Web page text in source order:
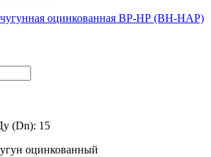
чугунная оцинкованная ВР-НР (ВН-НАР)
(Dn): 15
оцинкованный